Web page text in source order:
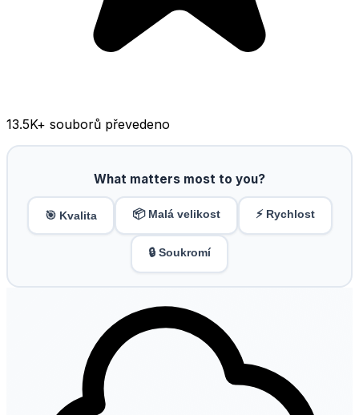
13.5K+ souborů převedeno
What matters most to you?
🎯 Kvalita 📦 Malá velikost ⚡ Rychlost
🔒 Soukromí